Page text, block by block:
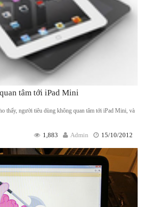
tâm tới iPad Mini
thấy, người tiêu dùng không quan tâm tới iPad Mini, và
15/10/2012
Admin
1,883